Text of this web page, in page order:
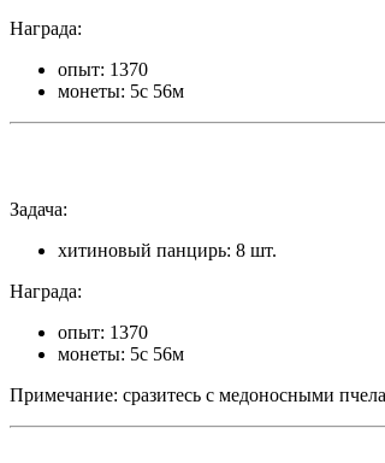
Награда:
опыт: 1370
монеты: 5с 56м
Задача:
хитиновый панцирь: 8 шт.
Награда:
опыт: 1370
монеты: 5с 56м
Примечание: сразитесь с медоносными